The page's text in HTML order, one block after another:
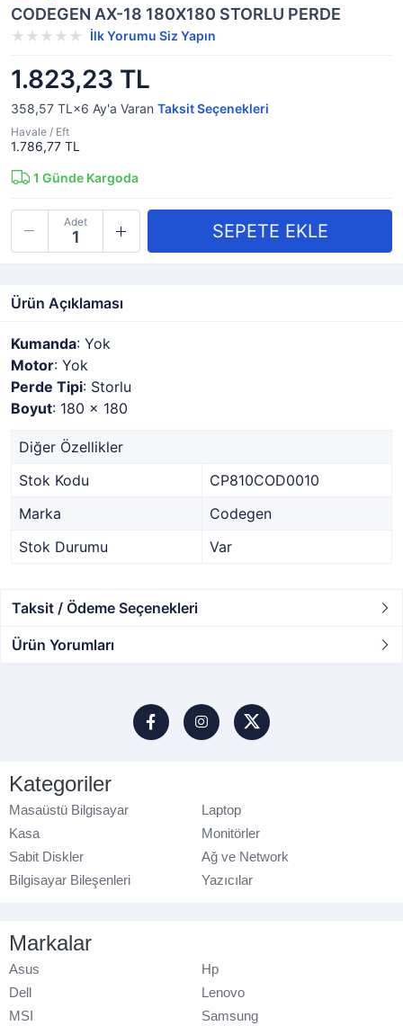
CODEGEN AX-18 180X180 STORLU PERDE
İlk Yorumu Siz Yapın
1.823,23 TL
358,57 TL×6 Ay'a Varan Taksit Seçenekleri
Havale / Eft
1.786,77 TL
1 Günde Kargoda
Adet
Ürün Açıklaması
Kumanda: Yok
Motor: Yok
Perde Tipi: Storlu
Boyut: 180 x 180
Diğer Özellikler
Stok Kodu
CP810COD0010
Marka
Codegen
Stok Durumu
Var
Taksit / Ödeme Seçenekleri
Ürün Yorumları
Kategoriler
Masaüstü Bilgisayar
Laptop
Kasa
Monitörler
Sabit Diskler
Ağ ve Network
Bilgisayar Bileşenleri
Yazıcılar
Markalar
Asus
Hp
Dell
Lenovo
MSI
Samsung